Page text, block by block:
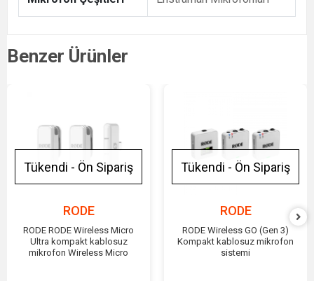
Benzer Ürünler
Tükendi - Ön Sipariş
RODE
RODE RODE Wireless Micro
Ultra kompakt kablosuz
mikrofon Wireless Micro
Tükendi - Ön Sipariş
RODE
RODE Wireless GO (Gen 3)
Kompakt kablosuz mikrofon
sistemi